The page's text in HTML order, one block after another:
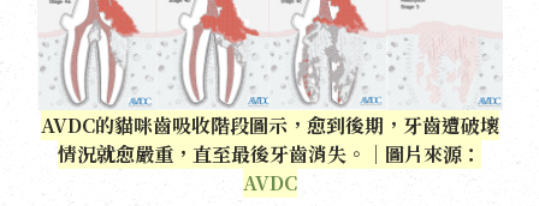
AVDC的貓咪齒吸收階段圖示，愈到後期，牙齒遭破壞
情況就愈嚴重，直至最後牙齒消失。｜圖片來源：
AVDC